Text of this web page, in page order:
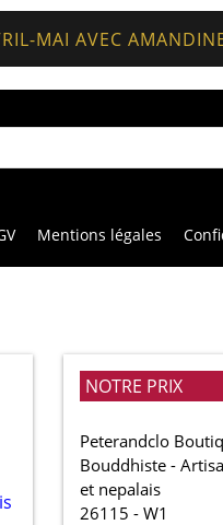
MAI AVEC
Mentions légales
NOTRE PRIX
Peterandclo
Bouddhiste -
et nepalais
26115 - W1